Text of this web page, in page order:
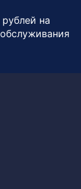
на